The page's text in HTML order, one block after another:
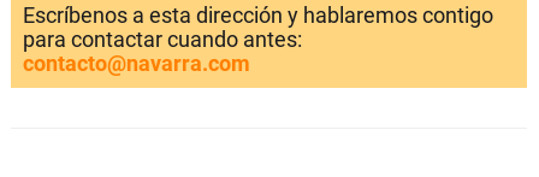
Escríbenos a esta dirección y hablaremos contigo
para contactar cuando antes:
contacto@navarra.com